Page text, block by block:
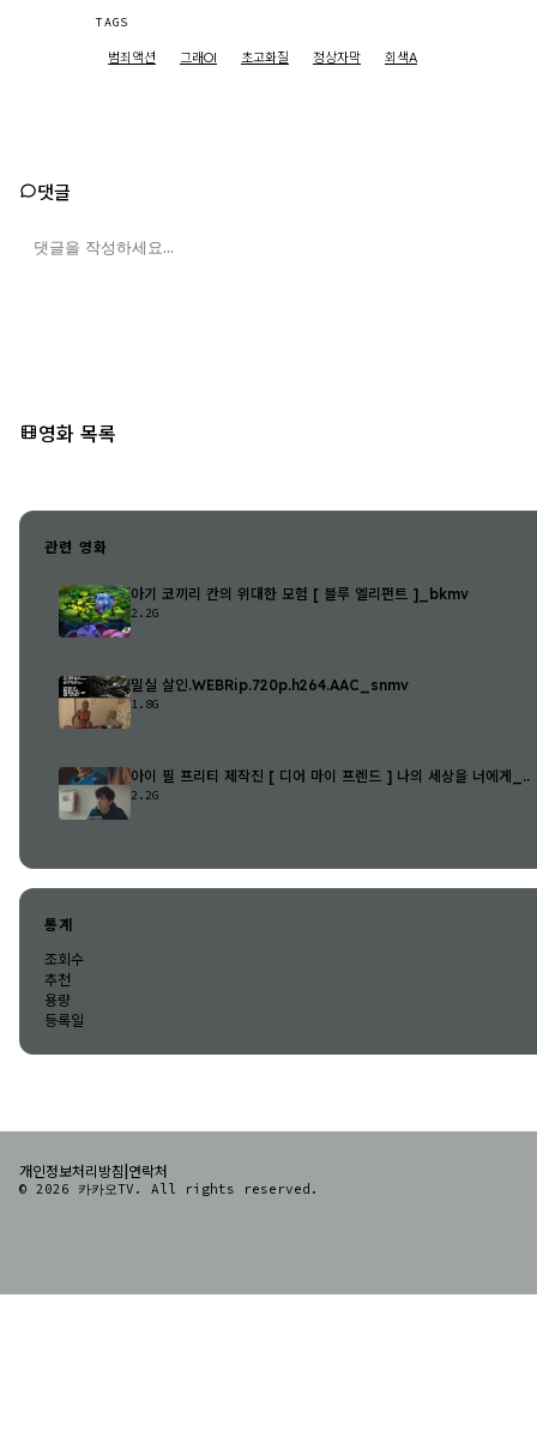
TAGS
범죄액션 그래Ol 초고화질 정상자막 회색A
댓글
영화 목록
관련 영화
아기 코끼리 칸의 위대한 모험 [ 블루 엘리펀트 ]_bkmv
2.2G
밀실 살인.WEBRip.720p.h264.AAC_snmv
1.8G
아이 필 프리티 제작진 [ 디어 마이 프렌드 ] 나의 세상을 너에게_..
2.2G
통계
조회수
추천
용량
등록일
개인정보처리방침|연락처
© 2026 카카오TV. All rights reserved.